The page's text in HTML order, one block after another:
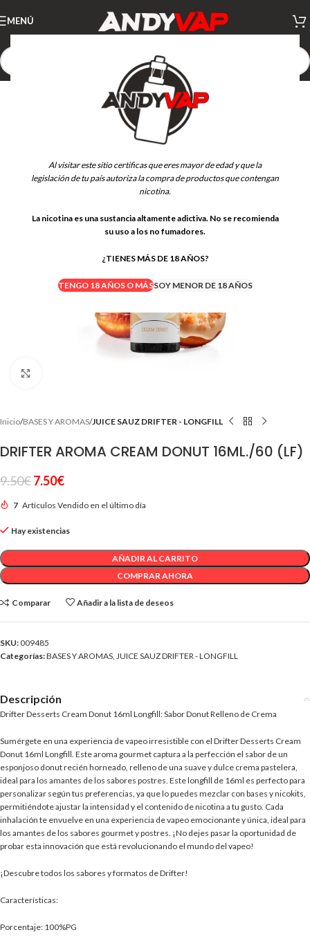
Al visitar este sitio certificas que eres mayor de edad y que la
legislación de tu país autoriza la compra de productos que contengan
nicotina.
La nicotina es una sustancia altamente adictiva. No se recomienda
su uso a los no fumadores.
¿TIENES MÁS DE 18 AÑOS?
TENGO 18 AÑOS O MÁSSOY MENOR DE 18 AÑOS
MENÚ
Inicio BASES Y AROMAS JUICE SAUZ DRIFTER - LONGFILL
DRIFTER AROMA CREAM DONUT 16ML./60 (LF)
9.50€7.50€
7 Artículos Vendido en el último día
Hay existencias
AÑADIR AL CARRITO
COMPRAR AHORA
Comparar Añadir a la lista de deseos
SKU: 009485
Categorías:BASES Y AROMAS, JUICE SAUZ DRIFTER - LONGFILL
Descripción
Drifter Desserts Cream Donut 16ml Longfill: Sabor Donut Relleno de Crema
Sumérgete en una experiencia de vapeo irresistible con el Drifter Desserts Cream
Donut 16ml Longfill. Este aroma gourmet captura a la perfección el sabor de un
esponjoso donut recién horneado, relleno de una suave y dulce crema pastelera,
ideal para los amantes de los sabores postres. Este longfill de 16ml es perfecto para
personalizar según tus preferencias, ya que lo puedes mezclar con bases y nicokits,
permitiéndote ajustar la intensidad y el contenido de nicotina a tu gusto. Cada
inhalación te envuelve en una experiencia de vapeo emocionante y única, ideal para
los amantes de los sabores gourmet y postres. ¡No dejes pasar la oportunidad de
probar esta innovación que está revolucionando el mundo del vapeo!
¡Descubre todos los sabores y formatos de Drifter!
Características:
Porcentaje: 100%PG